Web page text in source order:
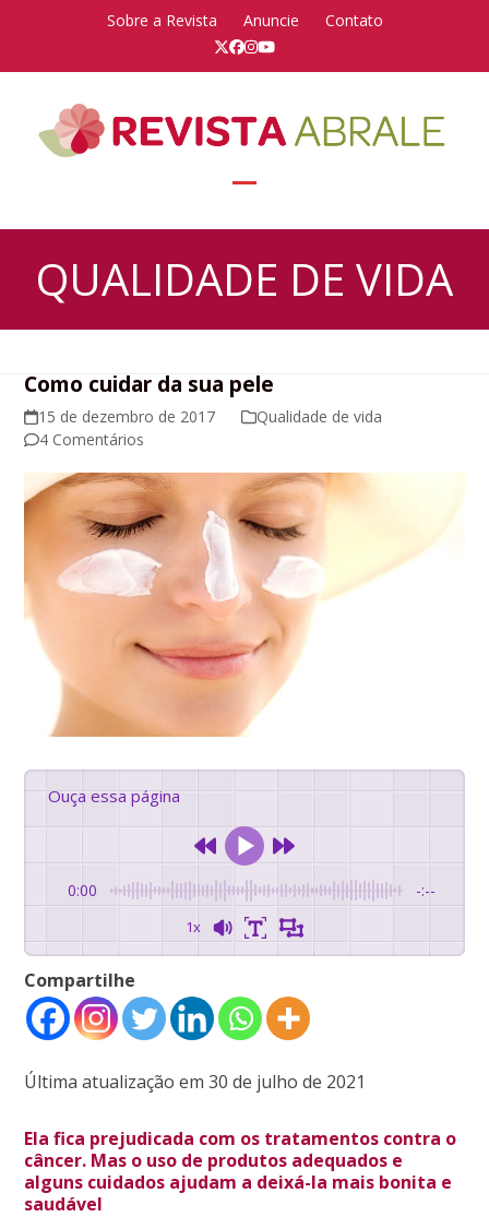
Sobre a Revista Anuncie
Contato
Twitter
Facebook
Instagram
YouTube
menu
menu
QUALIDADE DE VIDA
Como cuidar da sua pele
15 de dezembro de 2017
Qualidade de vida
4 Comentários
Ouça essa página
0:00 -:--
1x
Compartilhe
Última atualização em 30 de julho de 2021
Ela fica prejudicada com os tratamentos contra o
câncer. Mas o uso de produtos adequados e
alguns cuidados ajudam a deixá-la mais bonita e
saudável